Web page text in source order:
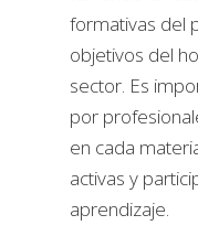
formativas del
objetivos del
sector. Es
por
en cada
activas y
aprendizaje.